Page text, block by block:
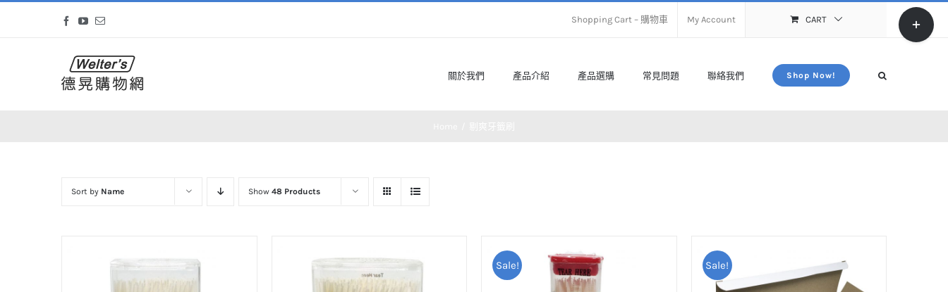
Facebook
YouTube
Email Shopping Cart – 購物車 My Account CART
關於我們 產品介紹 產品選購 常見問題 聯絡我們 Shop Now!
Sort by Name Show 48 Products
Sale! Sale!
Toggle
Sliding